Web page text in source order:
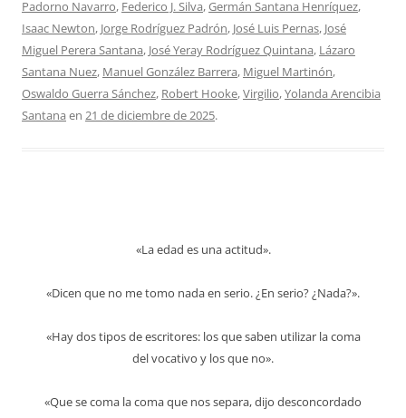
Padorno Navarro, Federico J. Silva,Germán Santana Henríquez,
Isaac Newton, Jorge Rodríguez Padrón, José Luis Pernas, José
Miguel Perera Santana, José Yeray Rodríguez Quintana, Lázaro
Santana Nuez, Manuel González Barrera, Miguel Martinón,
Oswaldo Guerra Sánchez, Robert Hooke,Virgilio,Yolanda Arencibia
Santana en 21 de diciembre de 2025.
«La edad es una actitud».
«Dicen que no me tomo nada en serio. ¿En serio? ¿Nada?».
«Hay dos tipos de escritores: los que saben utilizar la coma
del vocativo y los que no».
«Que se coma la coma que nos separa, dijo desconcordado